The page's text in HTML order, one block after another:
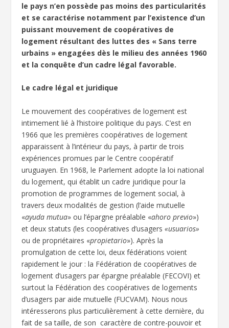
le pays n’en possède pas moins des particularités
et se caractérise notamment par l’existence d’un
puissant mouvement de coopératives de
logement résultant des luttes des « Sans terre
urbains » engagées dès le milieu des années 1960
et la conquête d’un cadre légal favorable.
Le cadre légal et juridique
Le mouvement des coopératives de logement est
intimement lié à l’histoire politique du pays. C’est en
1966 que les premières coopératives de logement
apparaissent à l’intérieur du pays, à partir de trois
expériences promues par le Centre coopératif
uruguayen. En 1968, le Parlement adopte la loi national
du logement, qui établit un cadre juridique pour la
promotion de programmes de logement social, à
travers deux modalités de gestion (l’aide mutuelle
«ayuda mutua» ou l’épargne préalable «ahoro previo»)
et deux statuts (les coopératives d’usagers«usuarios»
ou de propriétaires «propietario»). Après la
promulgation de cette loi, deux fédérations voient
rapidement le jour : la Fédération de coopératives de
logement d’usagers par épargne préalable (FECOVI) et
surtout la Fédération des coopératives de logements
d’usagers par aide mutuelle (FUCVAM). Nous nous
intéresserons plus particulièrement à cette dernière, du
fait de sa taille, de son caractère de contre-pouvoir et